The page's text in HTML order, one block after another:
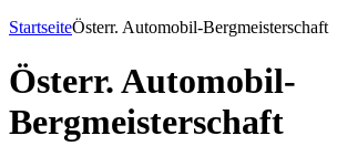
StartseiteÖsterr. Automobil-Bergmeisterschaft
Österr. Automobil-
Bergmeisterschaft